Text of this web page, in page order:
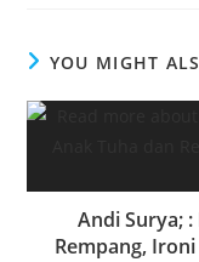
YOU MIGHT
Andi Surya;
Rempang,